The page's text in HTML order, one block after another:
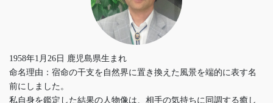
1958年1月26日 鹿児島県生まれ
命名理由：宿命の干支を自然界に置き換えた風景を端的に表す名
前にしました。
私自身を鑑定した結果の人物像は、相手の気持ちに同調する癒し